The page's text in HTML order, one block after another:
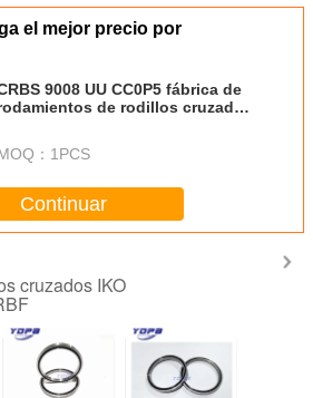
el mejor precio por
9008 UU CC0P5 fábrica de
de rodillos cruzados
： 1PCS
Continuar
cruzados IKO